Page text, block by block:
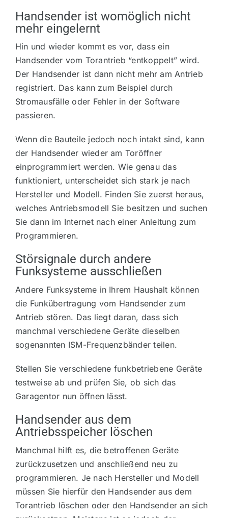
Handsender ist womöglich nicht
mehr eingelernt
Hin und wieder kommt es vor, dass ein
Handsender vom Torantrieb “entkoppelt” wird.
Der Handsender ist dann nicht mehr am Antrieb
registriert. Das kann zum Beispiel durch
Stromausfälle oder Fehler in der Software
passieren.
Wenn die Bauteile jedoch noch intakt sind, kann
der Handsender wieder am Toröffner
einprogrammiert werden. Wie genau das
funktioniert, unterscheidet sich stark je nach
Hersteller und Modell. Finden Sie zuerst heraus,
welches Antriebsmodell Sie besitzen und suchen
Sie dann im Internet nach einer Anleitung zum
Programmieren.
Störsignale durch andere
Funksysteme ausschließen
Andere Funksysteme in Ihrem Haushalt können
die Funkübertragung vom Handsender zum
Antrieb stören. Das liegt daran, dass sich
manchmal verschiedene Geräte dieselben
sogenannten ISM-Frequenzbänder teilen.
Stellen Sie verschiedene funkbetriebene Geräte
testweise ab und prüfen Sie, ob sich das
Garagentor nun öffnen lässt.
Handsender aus dem
Antriebsspeicher löschen
Manchmal hilft es, die betroffenen Geräte
zurückzusetzen und anschließend neu zu
programmieren. Je nach Hersteller und Modell
müssen Sie hierfür den Handsender aus dem
Torantrieb löschen oder den Handsender an sich